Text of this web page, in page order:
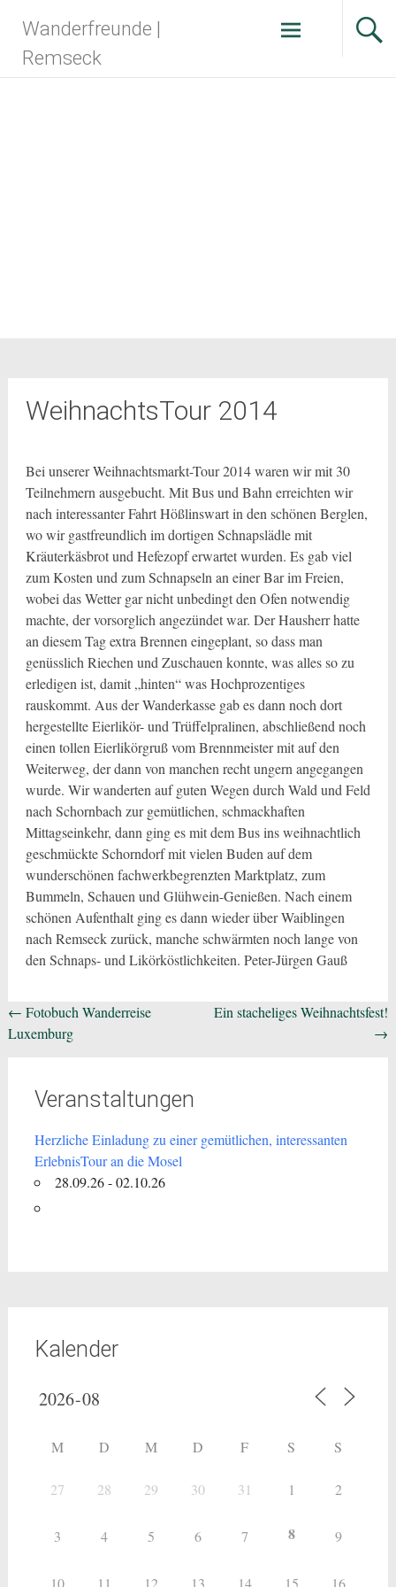
Inhalt
springen
Wanderfreunde |
Remseck
WeihnachtsTour 2014
Bei unserer Weihnachtsmarkt-Tour 2014 waren wir mit 30
Teilnehmern ausgebucht. Mit Bus und Bahn erreichten wir
nach interessanter Fahrt Hößlinswart in den schönen Berglen,
wo wir gastfreundlich im dortigen Schnapslädlemit
Kräuterkäsbrot und Hefezopf erwartet wurden. Es gab viel
zum Kosten und zum Schnapseln an einer Bar im Freien,
wobei das Wetter gar nicht unbedingt den Ofen notwendig
machte, der vorsorglich angezündet war. Der Hausherr hatte
an diesem Tag extra Brennen eingeplant, so dass man
genüsslich Riechen und Zuschauen konnte, was alles so zu
erledigen ist, damit „hinten“ was Hochprozentiges
rauskommt. Aus der Wanderkasse gab es dann noch dort
hergestellte Eierlikör- und Trüffelpralinen, abschließend noch
einen tollen Eierlikörgruß vom Brennmeister mit auf den
Weiterweg, der dann von manchen recht ungern angegangen
wurde. Wir wanderten auf guten Wegen durch Wald und Feld
nach Schornbach zur gemütlichen, schmackhaften
Mittagseinkehr, dann ging es mit dem Bus ins weihnachtlich
geschmückte Schorndorf mit vielen Buden auf dem
wunderschönen fachwerkbegrenzten Marktplatz, zum
Bummeln, Schauen und Glühwein-Genießen. Nach einem
schönen Aufenthalt ging es dann wieder über Waiblingen
nach Remseck zurück, manche schwärmten noch lange von
den Schnaps- und Likörköstlichkeiten. Peter-Jürgen Gauß
Beitragsnavigation
← Fotobuch Wanderreise
Luxemburg
Ein stacheliges Weihnachtsfest!
→
Veranstaltungen
Herzliche Einladung zu einer gemütlichen, interessanten
ErlebnisTour an die Mosel
28.09.26 - 02.10.26
Kalender
M D M D F S S
27 28 29 30 31 1 2
3 4 5 6 7 8 9
10 11 12 13 14 15 16